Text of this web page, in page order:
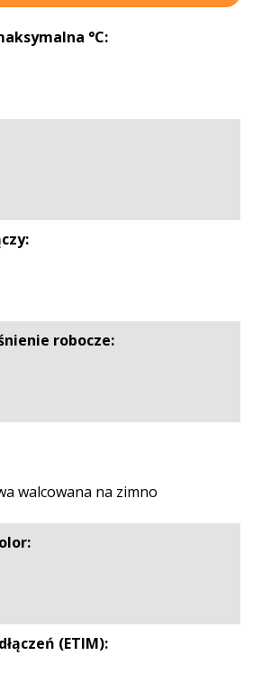
°C:
robocze:
walcowana na zimno
(ETIM):